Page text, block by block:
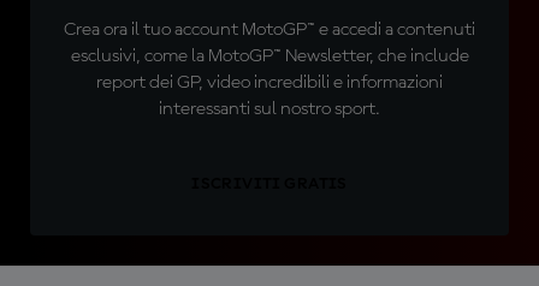
Crea ora il tuo account MotoGP™ e accedi a contenuti
esclusivi, come la MotoGP™ Newsletter, che include
report dei GP, video incredibili e informazioni
interessanti sul nostro sport.